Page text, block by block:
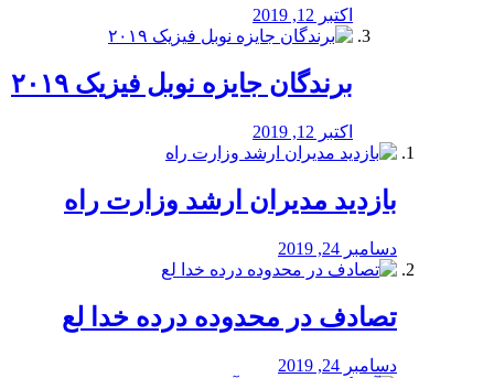
اکتبر 12, 2019
برندگان جایزه نوبل فیزیک ۲۰۱۹
اکتبر 12, 2019
بازدید مدیران ارشد وزارت راه
دسامبر 24, 2019
تصادف در محدوده درده خدا لع
دسامبر 24, 2019